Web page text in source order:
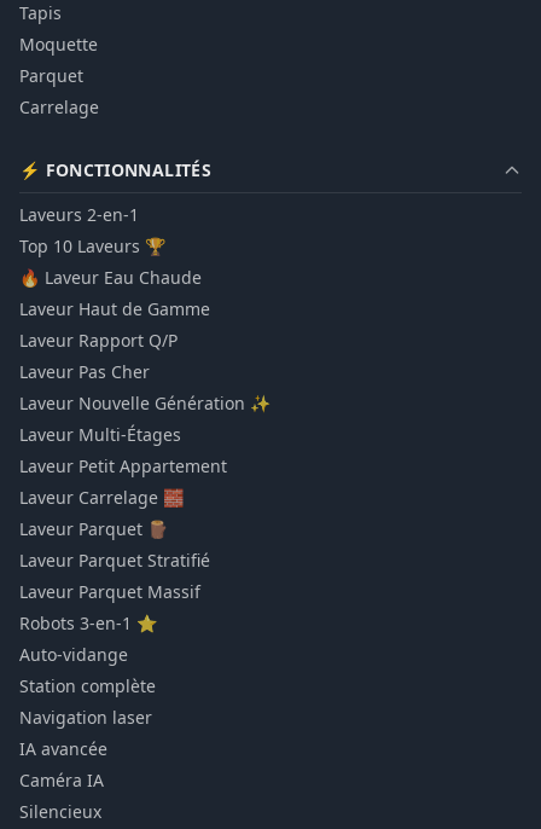
Tapis
Moquette
Parquet
Carrelage
⚡ FONCTIONNALITÉS
Laveurs 2-en-1
Top 10 Laveurs 🏆
🔥 Laveur Eau Chaude
Laveur Haut de Gamme
Laveur Rapport Q/P
Laveur Pas Cher
Laveur Nouvelle Génération ✨
Laveur Multi-Étages
Laveur Petit Appartement
Laveur Carrelage 🧱
Laveur Parquet 🪵
Laveur Parquet Stratifié
Laveur Parquet Massif
Robots 3-en-1 ⭐
Auto-vidange
Station complète
Navigation laser
IA avancée
Caméra IA
Silencieux